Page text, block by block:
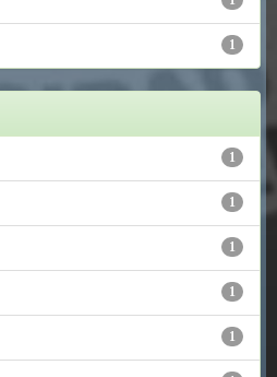
1
1
1
1
1
1